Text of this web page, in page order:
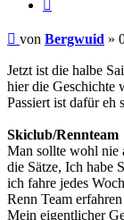
Beitrag
von Bergwuid »
Jetzt ist die halbe
hier die Geschichte
Passiert ist dafür eh
Skiclub/Rennteam
Man sollte wohl nie
die Sätze, Ich habe
ich fahre jedes
Renn Team erfahren
Mein eigentlicher